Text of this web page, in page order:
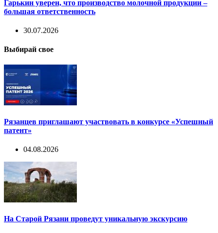
Гарькин уверен, что производство молочной продукции –
большая ответственность
30.07.2026
Выбирай свое
Рязанцев приглашают участвовать в конкурсе «Успешный
патент»
04.08.2026
На Старой Рязани проведут уникальную экскурсию